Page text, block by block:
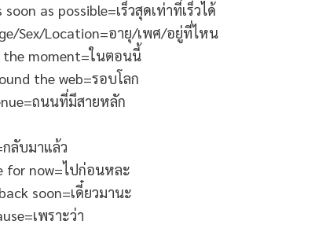
soon as possible=เร็วสุดเท่าที่เร็วได้
Sex/Location=อายุ/เพศ/อยู่ที่ไหน
the moment=ในตอนนี้
the web=รอบโลก
ถนนที่มีสายหลัก
กลับมาแล้ว
for now=ไปก่อนหละ
soon=เดี๋ยวมานะ
เพราะว่า